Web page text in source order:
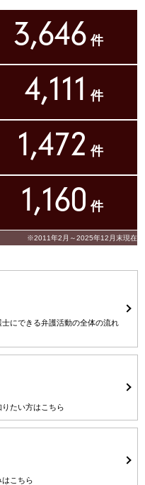
3,646 件
4,111 件
1,472 件
1,160 件
※2011年2月～2025年12月末現在
にできる弁護活動の全体の流れ
たい方はこちら
こちら